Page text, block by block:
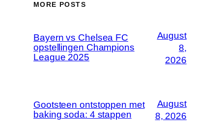
MORE POSTS
Bayern vs Chelsea FC
opstellingen Champions
League 2025
August
8,
2026
Gootsteen ontstoppen met
baking soda: 4 stappen
August
8, 2026